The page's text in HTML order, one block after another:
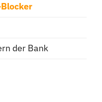
der Bank